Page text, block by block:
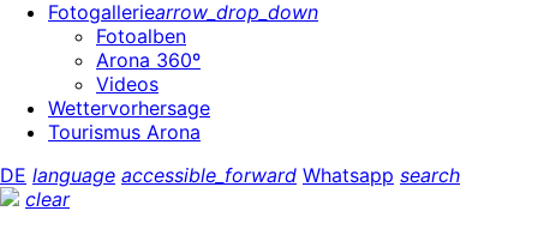
Fotogalleriearrow_drop_down
Fotoalben
Arona 360º
Videos
Wettervorhersage
Tourismus Arona
DE language accessible_forward Whatsapp search
clear